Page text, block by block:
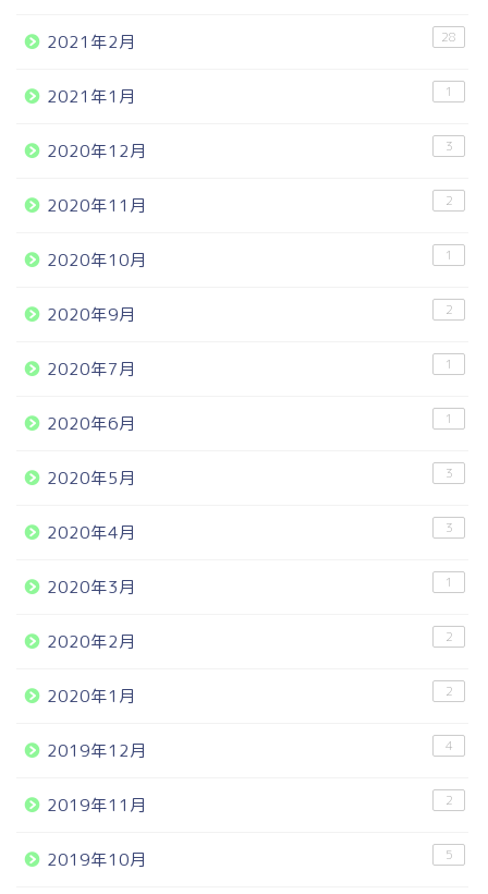
2021年2月 28
2021年1月 1
2020年12月 3
2020年11月 2
2020年10月 1
2020年9月 2
2020年7月 1
2020年6月 1
2020年5月 3
2020年4月 3
2020年3月 1
2020年2月 2
2020年1月 2
2019年12月 4
2019年11月 2
2019年10月 5